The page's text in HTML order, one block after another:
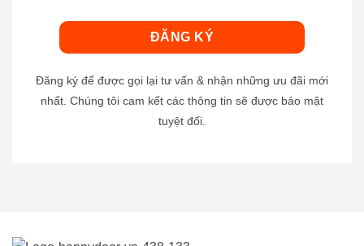
Đăng ký để được gọi lại tư vấn & nhận những ưu đãi mới
nhất. Chúng tôi cam kết các thông tin sẽ được bảo mật
tuyệt đối.